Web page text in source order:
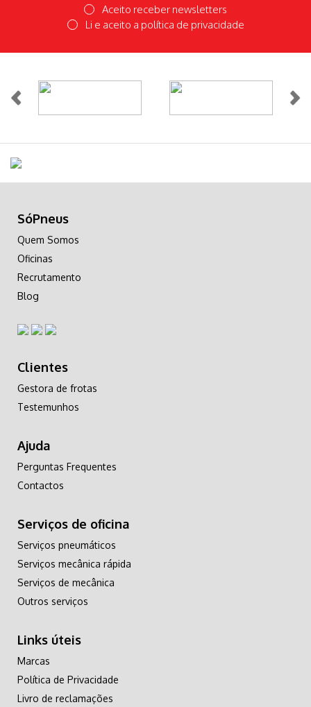
Aceito receber newsletters
Li e aceito a política de privacidade
SóPneus
Quem Somos
Oficinas
Recrutamento
Blog
Clientes
Gestora de frotas
Testemunhos
Ajuda
Perguntas Frequentes
Contactos
Serviços de oficina
Serviços pneumáticos
Serviços mecânica rápida
Serviços de mecânica
Outros serviços
Links úteis
Marcas
Política de Privacidade
Livro de reclamações